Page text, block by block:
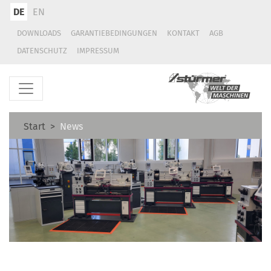
DE EN
DOWNLOADS GARANTIEBEDINGUNGEN KONTAKT
AGB
DATENSCHUTZ
IMPRESSUM
Start News